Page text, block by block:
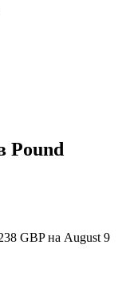
Pound
GBP на August 9